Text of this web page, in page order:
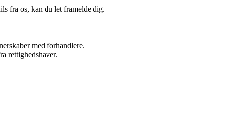
fra os, kan du let framelde dig.
med forhandlere.
rettighedshaver.